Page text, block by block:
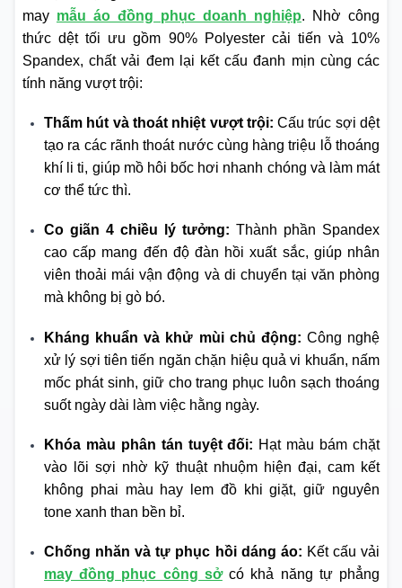
may mẫu áo đồng phục doanh nghiệp. Nhờ công
thức dệt tối ưu gồm 90% Polyester cải tiến và 10%
Spandex, chất vải đem lại kết cấu đanh mịn cùng các
tính năng vượt trội:
Thấm hút và thoát nhiệt vượt trội:Cấu trúc sợi dệt
tạo ra các rãnh thoát nước cùng hàng triệu lỗ thoáng
khí li ti, giúp mồ hôi bốc hơi nhanh chóng và làm mát
cơ thể tức thì.
Co giãn 4 chiều lý tưởng: Thành phần Spandex
cao cấp mang đến độ đàn hồi xuất sắc, giúp nhân
viên thoải mái vận động và di chuyển tại văn phòng
mà không bị gò bó.
Kháng khuẩn và khử mùi chủ động: Công nghệ
xử lý sợi tiên tiến ngăn chặn hiệu quả vi khuẩn, nấm
mốc phát sinh, giữ cho trang phục luôn sạch thoáng
suốt ngày dài làm việc hằng ngày.
Khóa màu phân tán tuyệt đối: Hạt màu bám chặt
vào lõi sợi nhờ kỹ thuật nhuộm hiện đại, cam kết
không phai màu hay lem đồ khi giặt, giữ nguyên
tone xanh than bền bỉ.
Chống nhăn và tự phục hồi dáng áo: Kết cấu vải
may đồng phục công sởcó khả năng tự phẳng